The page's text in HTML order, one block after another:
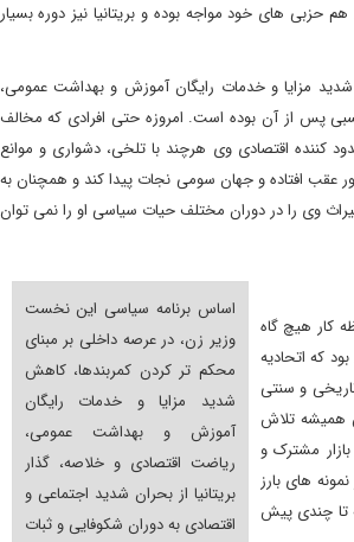
های خود مواجه بوده و بریتانیا نیز دوره بسیار
مزایا و خدمات رایگان آموزش و بهداشت عمومی،
پس از آن بوده است. امروزه حتی افرادی که مخالف
اقتصادی وی هرچند با تلخی، دشواری و موانع
عقب افتاده و جهان سومی نجات پیدا کند و همچنان به
وی را در دوران مختلف حیات سیاسی او را نمی توان
اساس برنامه سیاسی این نخست
وزیر زن، در عرصه داخلی بر مبنای
محکم تر کردن کمربندها، کاهش
شدید مزایا و خدمات رایگان
آموزش و بهداشت عمومی،
ریاضت اقتصادی و خلاصه، گذار
بریتانیا از بحران شدید اجتماعی و
اقتصادی به دوران شکوفایی و ثبات
کار هیچ گاه
که اتحادیه
و سنتی
همیشه تلاش
مشترک و
های بارز
تا چندی پیش